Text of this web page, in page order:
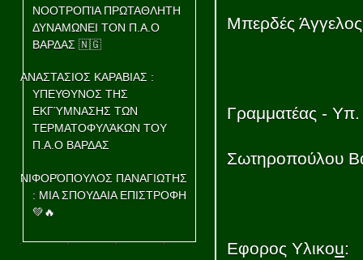
ΝΟΟΤΡΟΠΊΑ ΠΡΩΤΑΘΛΗΤΗ
ΔΥΝΑΜΩΝΕΙ ΤΟΝ Π.Α.Ο
ΒΑΡΔΑΣ 🇳🇬
ΑΝΑΣΤΑΣΙΟΣ ΚΑΡΑΒΙΑΣ :
ΥΠΕΥΘΥΝΟΣ ΤΗΣ
ΕΚΓΎΜΝΑΣΗΣ ΤΩΝ
ΤΕΡΜΑΤΟΦΥΛΆΚΩΝ ΤΟΥ
Π.Α.Ο ΒΑΡΔΑΣ
ΝΙΦΟΡΌΠΟΥΛΟΣ ΠΑΝΑΓΙΩΤΗΣ
: ΜΙΑ ΣΠΟΥΔΑΙΑ ΕΠΙΣΤΡΟΦΗ
💚🔥
Μπερδές
Γραμματέας -
Σωτηροπούλου
Εφορος Υλικοu: